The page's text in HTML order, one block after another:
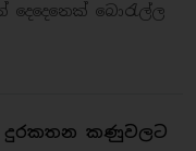
බොරැල්ල
කණුවලට